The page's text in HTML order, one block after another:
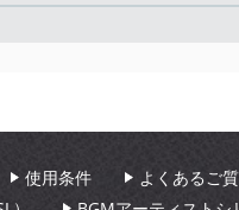
使用条件 よくあるご